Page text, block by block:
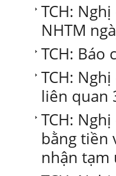
TCH:
NHTM
TCH:
TCH:
liên quan
TCH:
bằng tiền
nhận tạm